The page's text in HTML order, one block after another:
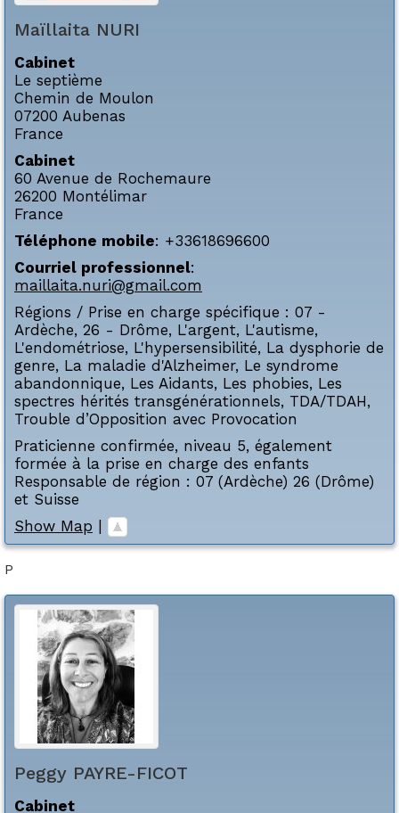
Maïllaita NURI
Cabinet
Le septième
Chemin de Moulon
07200 Aubenas
France
Cabinet
60 Avenue de Rochemaure
26200 Montélimar
France
Téléphone mobile: +33618696600
Courriel professionnel:
maillaita.nuri@gmail.com
Régions / Prise en charge spécifique : 07 -
Ardèche, 26 - Drôme, L'argent, L'autisme,
L'endométriose, L'hypersensibilité, La dysphorie de
genre, La maladie d'Alzheimer, Le syndrome
abandonnique, Les Aidants, Les phobies, Les
spectres hérités transgénérationnels, TDA/TDAH,
Trouble d’Opposition avec Provocation
Praticienne confirmée, niveau 5, également
formée à la prise en charge des enfants
Responsable de région : 07 (Ardèche) 26 (Drôme)
et Suisse
Show Map
P
Peggy PAYRE-FICOT
Cabinet